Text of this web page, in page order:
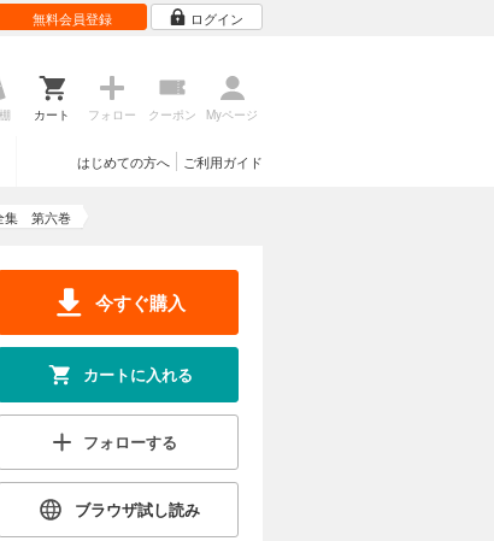
無料会員登録 ログイン
カート フォロー クーポン Myページ
ご利用ガイド
はじめての方へ
集 第六巻
今すぐ購入
カートに入れる
フォローする
ブラウザ試し読み